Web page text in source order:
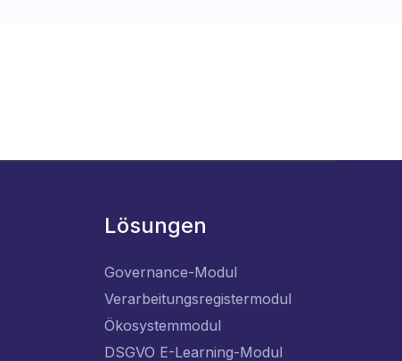
Lösungen
Governance-Modul
Verarbeitungsregistermodul
Ökosystemmodul
DSGVO E-Learning-Modul